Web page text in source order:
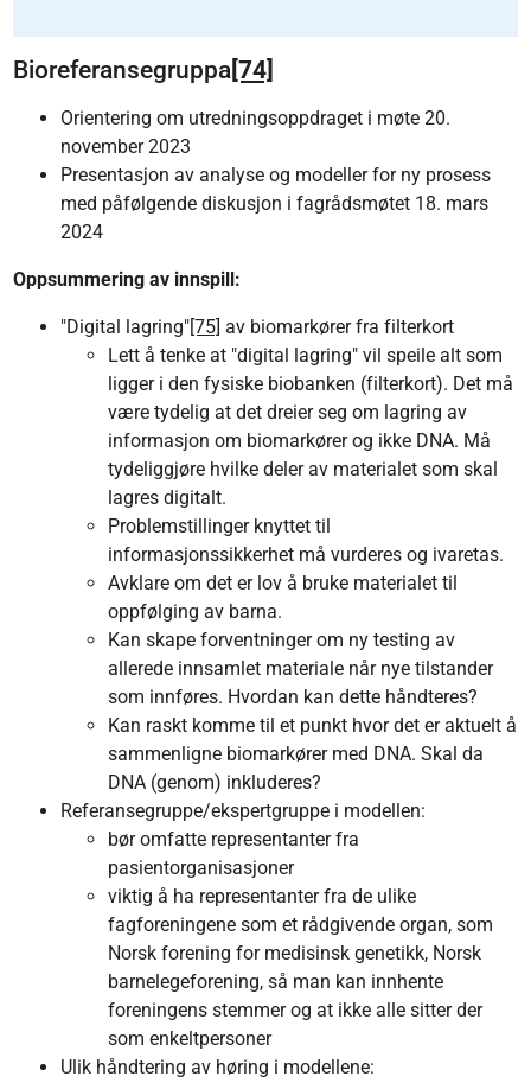
Bioreferansegruppa[74]
Orientering om utredningsoppdraget i møte 20.
november 2023
Presentasjon av analyse og modeller for ny prosess
med påfølgende diskusjon i fagrådsmøtet 18. mars
2024
Oppsummering av innspill:
"Digital lagring"[75] av biomarkører fra filterkort
Lett å tenke at "digital lagring" vil speile alt som
ligger i den fysiske biobanken (filterkort). Det må
være tydelig at det dreier seg om lagring av
informasjon om biomarkører og ikke DNA. Må
tydeliggjøre hvilke deler av materialet som skal
lagres digitalt.
Problemstillinger knyttet til
informasjonssikkerhet må vurderes og ivaretas.
Avklare om det er lov å bruke materialet til
oppfølging av barna.
Kan skape forventninger om ny testing av
allerede innsamlet materiale når nye tilstander
som innføres. Hvordan kan dette håndteres?
Kan raskt komme til et punkt hvor det er aktuelt å
sammenligne biomarkører med DNA. Skal da
DNA (genom) inkluderes?
Referansegruppe/ekspertgruppe i modellen:
bør omfatte representanter fra
pasientorganisasjoner
viktig å ha representanter fra de ulike
fagforeningene som et rådgivende organ, som
Norsk forening for medisinsk genetikk, Norsk
barnelegeforening, så man kan innhente
foreningens stemmer og at ikke alle sitter der
som enkeltpersoner
Ulik håndtering av høring i modellene: